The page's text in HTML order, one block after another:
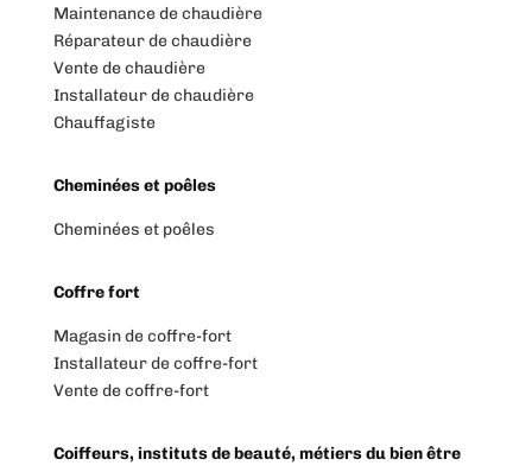
Maintenance de chaudière
Réparateur de chaudière
Vente de chaudière
Installateur de chaudière
Chauffagiste
Cheminées et poêles
Cheminées et poêles
Coffre fort
Magasin de coffre-fort
Installateur de coffre-fort
Vente de coffre-fort
Coiffeurs, instituts de beauté, métiers du bien être